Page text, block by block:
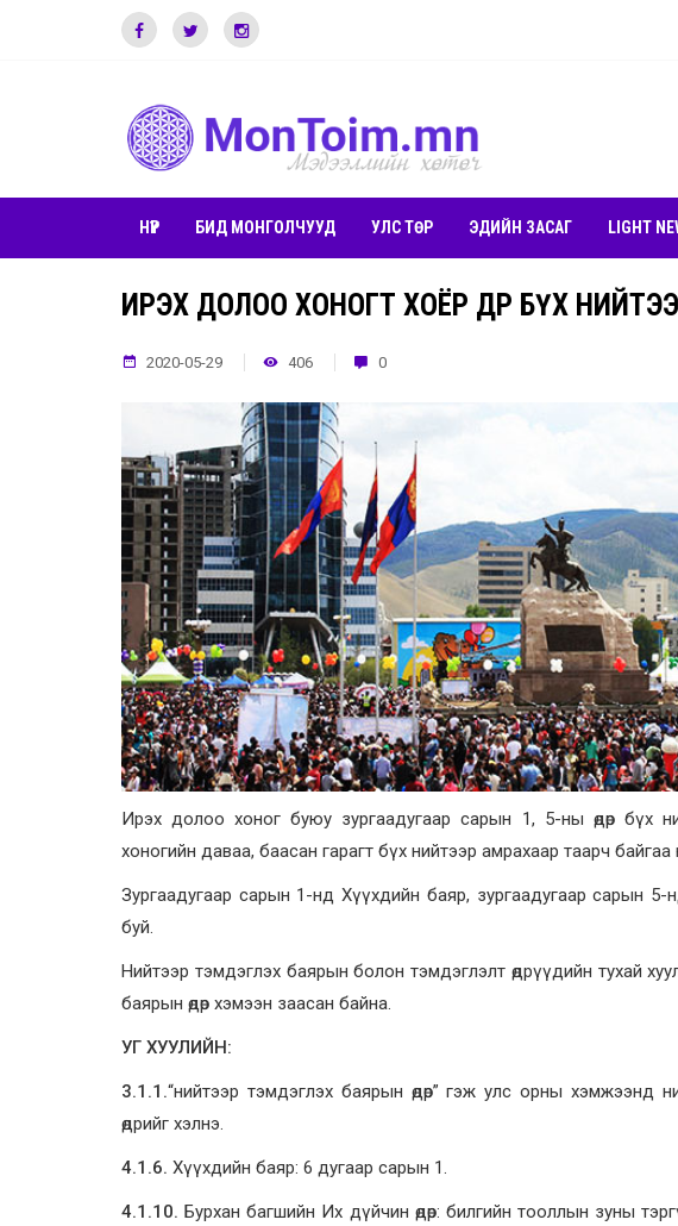
НҮҮР БИД МОНГОЛЧУУД УЛС ТӨР ЭДИЙН ЗАСАГ LIGHT
ИРЭХ ДОЛОО ХОНОГТ ХОЁР ӨДӨР БҮХ
2020-05-29 406 0
Ирэх долоо хоног буюу зургаадугаар сарын 1, 5-ны өдөр бүх
хоногийн даваа, баасан гарагт бүх нийтээр амрахаар таарч
Зургаадугаар сарын 1-нд Хүүхдийн баяр, зургаадугаар сарын 5-
буй.
Нийтээр тэмдэглэх баярын болон тэмдэглэлт өдрүүдийн тухай
баярын өдөр хэмээн заасан байна.
УГ ХУУЛИЙН:
3.1.1.“нийтээр тэмдэглэх баярын өдөр” гэж улс орны хэмжээнд
өдрийг хэлнэ.
4.1.6. Хүүхдийн баяр: 6 дугаар сарын 1.
4.1.10. Бурхан багшийн Их дүйчин өдөр: билгийн тооллын зуны